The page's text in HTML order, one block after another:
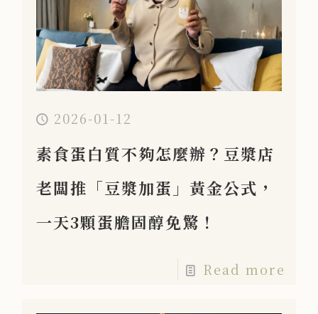
2026-01-12
素食蛋白質不夠怎麼辦？豆漿店
老闆推「豆漿加蛋」黃金公式，
一天3顆蛋膽固醇免驚！
Read more